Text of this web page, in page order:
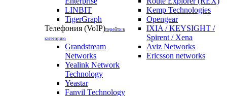
LINBIT
TigerGraph
Телефония (VoIP)перейти в
категорию
Grandstream
Networks
Yealink Network
Technology
Yeastar
Fanvil Technology
Kemp Technologies
Opengear
IXIA / KEYSIGHT /
Spirent / Xena
Aviz Networks
Ericsson networks